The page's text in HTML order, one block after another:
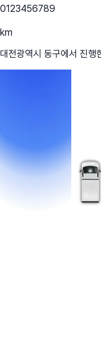
0123456789
km
대전광역시 동구에서 진행